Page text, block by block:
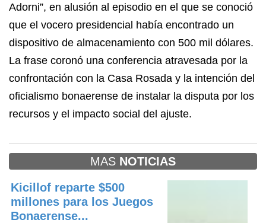
Adorni”, en alusión al episodio en el que se conoció
que el vocero presidencial había encontrado un
dispositivo de almacenamiento con 500 mil dólares.
La frase coronó una conferencia atravesada por la
confrontación con la Casa Rosada y la intención del
oficialismo bonaerense de instalar la disputa por los
recursos y el impacto social del ajuste.
MAS NOTICIAS
Kicillof reparte $500
millones para los Juegos
Bonaerense...